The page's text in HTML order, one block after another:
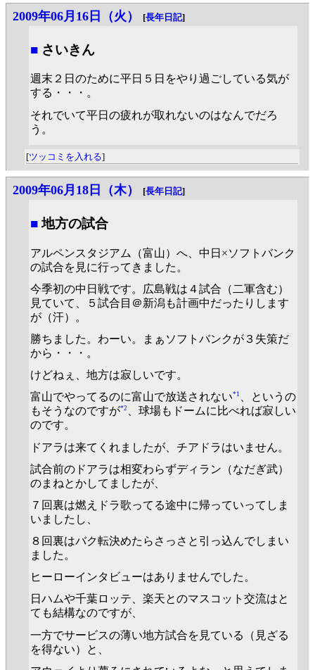
2009年06月16日（火） [長年日記]
■ さいきん
週末２日のために平日５日をやり過ごしている気が
する・・・。
それでいて平日の疲れが取れないのはなんでだろ
う。
[ツッコミを入れる]
2009年06月18日（木） [長年日記]
■地方の試合
アルペンスタジアム（富山）へ、中日×ソフトバンク
の試合を見に行ってきました。
今季初の中日戦です。広島戦は４試合（二軍含む）
見ていて、５試合目＠新潟も計画中だったりします
が（汗）。
勝ちました。わーい。まぁソフトバンクが３失策だ
から・・・。
けどねぇ、地方は寂しいです。
富山でやってるのに富山で放送されない*1
、というの
もそうなのですが*2
、球場もドームに比べれば寂しい
のです。
ドアラは来てくれましたが、チアドラはいません。
試合前のドアラは相変わらずディラン（なだぎ武）
のまねとかしてましたが、
７回裏は燃えドラ歌ってる途中に帰っていってしま
いましたし、
８回裏はバク転決めたらさっさと引っ込んでしまい
ました。
ヒーローインタビューはありませんでした。
日ハムや千葉ロッテ、楽天とのマスコット交流はと
ても結構なのですが、
一方でサービスの薄い地方試合を見ている（見ざる
を得ない）と、